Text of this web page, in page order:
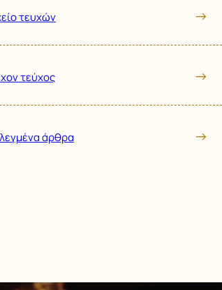
τευχών
τεύχος
άρθρα